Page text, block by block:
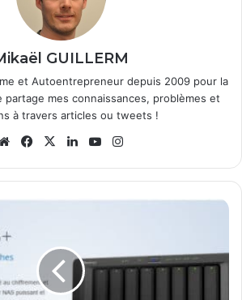
GUILLERM
et Autoentrepreneur depuis 2009 pour la
mes connaissances, problèmes et
à travers articles ou tweets !
We
te
Fa
bo
ok
X
Lin
din
Yo
ub
e
ra
m